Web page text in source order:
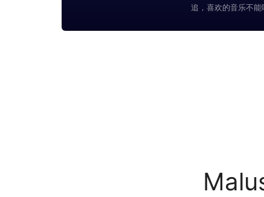
追，喜欢的音乐不能